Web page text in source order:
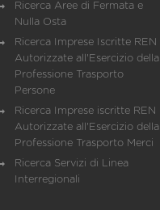
Ricerca Aree di Fermata e
Nulla Osta
Ricerca Imprese Iscritte REN
Autorizzate all'Esercizio della
Professione Trasporto
Persone
Ricerca Imprese iscritte REN
Autorizzate all'Esercizio della
Professione Trasporto Merci
Ricerca Servizi di Linea
Interregionali